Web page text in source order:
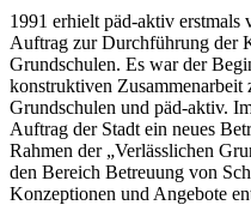
1991 erhielt päd-aktiv erstmals
Auftrag zur Durchführung der
Grundschulen. Es war der
konstruktiven Zusammenarbeit
Grundschulen und päd-aktiv.
Auftrag der Stadt ein neues
Rahmen der „Verlässlichen
den Bereich Betreuung von
Konzeptionen und Angebote